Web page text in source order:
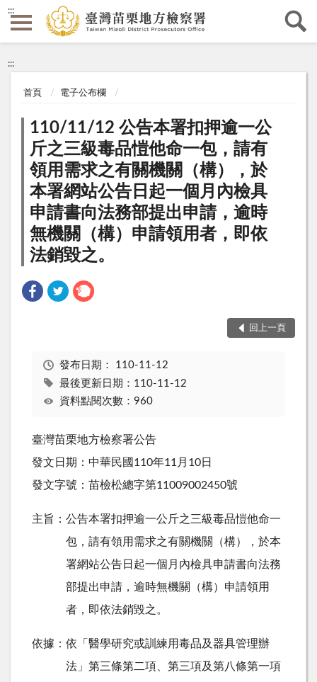
:::
:::
首頁 電子公布欄
110/11/12 公告本署扣押逾一公
斤之三級毒品愷他命一包，請有
領用需求之有關機關（構），於
本署網站公告日起一個月內檢具
申請書向法務部提出申請，逾時
無機關（構）申請領用者，即依
法銷毀之。
回上一頁
發布日期： 110-11-12
最後更新日期：110-11-12
資料點閱次數：960
臺灣苗栗地方檢察署公告
發文日期：中華民國110年11月10日
發文字號：苗檢松總字第11009002450號
主旨：公告本署扣押逾一公斤之三級毒品愷他命一
包，請有領用需求之有關機關（構），於本
署網站公告日起一個月內檢具申請書向法務
部提出申請，逾時無機關（構）申請領用
者，即依法銷毀之。
依據：依「醫學研究或訓練用毒品及器具管理辦
法」第三條第二項、第三項及第八條第一項